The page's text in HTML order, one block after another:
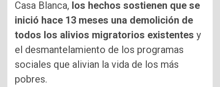
Casa Blanca, los hechos sostienen que se
inició hace 13 meses una demolición de
todos los alivios migratorios existentes y
el desmantelamiento de los programas
sociales que alivian la vida de los más
pobres.